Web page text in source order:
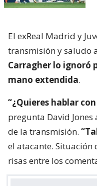
El exReal Madrid y
transmisión y saludo
Carragher lo ignoró
mano extendida.
“¿Quieres hablar
pregunta David
de la transmisión.
el atacante.
risas entre los